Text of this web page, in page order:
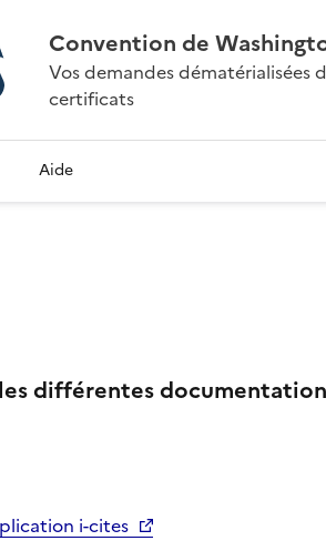
Convention de
Vos demandes dématérialisées
certificats
Aide
différentes
i-cites